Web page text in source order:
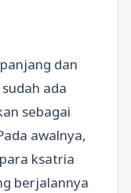
dan
ada
sebagai
awalnya,
ksatria
berjalannya